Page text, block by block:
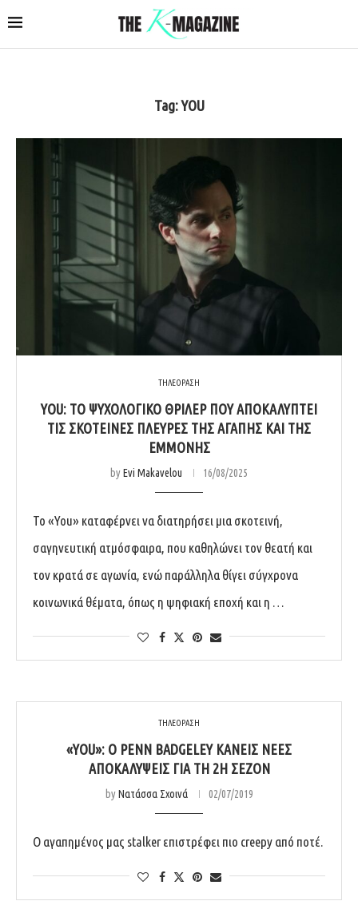
Tag:YOU
ΤΗΛΕΟΡΑΣΗ
YOU: ΤΟ ΨΥΧΟΛΟΓΙΚΌ ΘΡΊΛΕΡ ΠΟΥ ΑΠΟΚΑΛΎΠΤΕΙ
ΤΙΣ ΣΚΟΤΕΙΝΈΣ ΠΛΕΥΡΈΣ ΤΗΣ ΑΓΆΠΗΣ ΚΑΙ ΤΗΣ
ΕΜΜΟΝΉΣ
byEvi Makavelou 16/08/2025
Το «You» καταφέρνει να διατηρήσει μια σκοτεινή,
σαγηνευτική ατμόσφαιρα, που καθηλώνει τον θεατή και
τον κρατά σε αγωνία, ενώ παράλληλα θίγει σύγχρονα
κοινωνικά θέματα, όπως η ψηφιακή εποχή και η …
ΤΗΛΕΟΡΑΣΗ
«YOU»: Ο PENN BADGELEY ΚΆΝΕΙΣ ΝΈΕΣ
ΑΠΟΚΑΛΎΨΕΙΣ ΓΙΑ ΤΗ 2Η ΣΕΖΌΝ
byΝατάσσα Σχοινά 02/07/2019
Ο αγαπημένος μας stalker επιστρέφει πιο creepy από ποτέ.